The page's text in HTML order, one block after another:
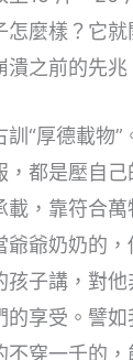
怎麼樣？它
之前的先兆
“厚德載物”
，都是壓自
載，靠符合
爺爺奶奶的
孩子講，對
的享受。譬
不穿一千的